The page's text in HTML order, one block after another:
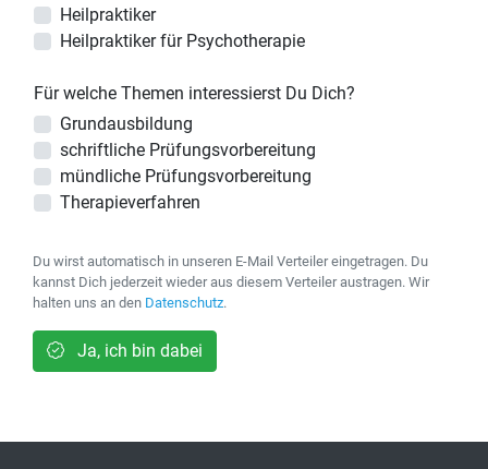
Heilpraktiker
Heilpraktiker für Psychotherapie
Für welche Themen interessierst Du Dich?
Grundausbildung
schriftliche Prüfungsvorbereitung
mündliche Prüfungsvorbereitung
Therapieverfahren
Du wirst automatisch in unseren E-Mail Verteiler eingetragen. Du
kannst Dich jederzeit wieder aus diesem Verteiler austragen. Wir
halten uns an den Datenschutz.
Ja, ich bin dabei